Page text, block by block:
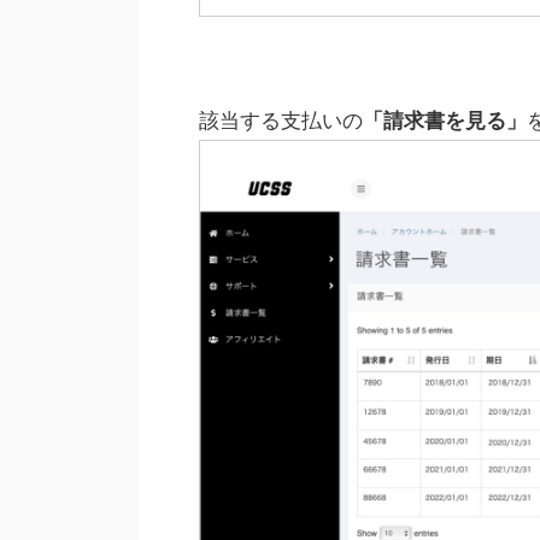
該当する支払いの 「請求書を見る」